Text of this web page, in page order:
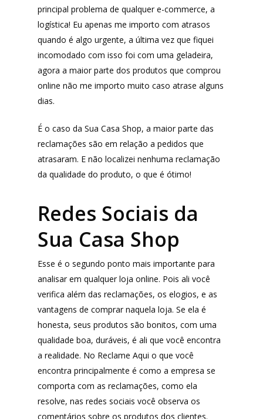
principal problema de qualquer e-commerce, a
logística! Eu apenas me importo com atrasos
quando é algo urgente, a última vez que fiquei
incomodado com isso foi com uma geladeira,
agora a maior parte dos produtos que comprou
online não me importo muito caso atrase alguns
dias.
É o caso da Sua Casa Shop, a maior parte das
reclamações são em relação a pedidos que
atrasaram. E não localizei nenhuma reclamação
da qualidade do produto, o que é ótimo!
Redes Sociais da
Sua Casa Shop
Esse é o segundo ponto mais importante para
analisar em qualquer loja online. Pois ali você
verifica além das reclamações, os elogios, e as
vantagens de comprar naquela loja. Se ela é
honesta, seus produtos são bonitos, com uma
qualidade boa, duráveis, é ali que você encontra
a realidade. No Reclame Aqui o que você
encontra principalmente é como a empresa se
comporta com as reclamações, como ela
resolve, nas redes sociais você observa os
comentários sobre os produtos dos clientes.